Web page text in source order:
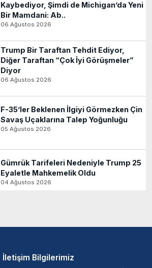
Kaybediyor, Şimdi de Michigan’da Yeni
Bir Mamdani: Ab..
06 Ağustos 2026
Trump Bir Taraftan Tehdit Ediyor,
Diğer Taraftan “Çok İyi Görüşmeler”
Diyor
06 Ağustos 2026
F-35’ler Beklenen İlgiyi Görmezken Çin
Savaş Uçaklarına Talep Yoğunluğu
05 Ağustos 2026
Gümrük Tarifeleri Nedeniyle Trump 25
Eyaletle Mahkemelik Oldu
04 Ağustos 2026
İletişim Bilgilerimiz